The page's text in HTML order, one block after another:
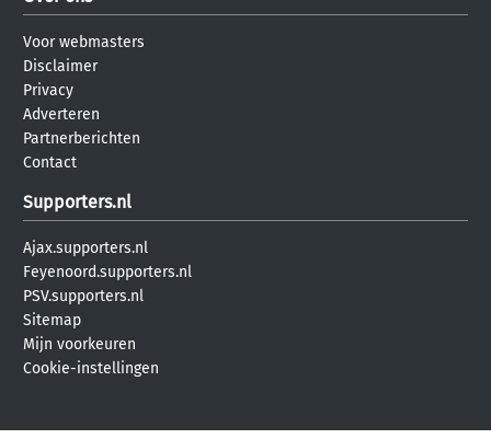
Voor webmasters
Disclaimer
Privacy
Adverteren
Partnerberichten
Contact
Supporters.nl
Ajax.supporters.nl
Feyenoord.supporters.nl
PSV.supporters.nl
Sitemap
Mijn voorkeuren
Cookie-instellingen